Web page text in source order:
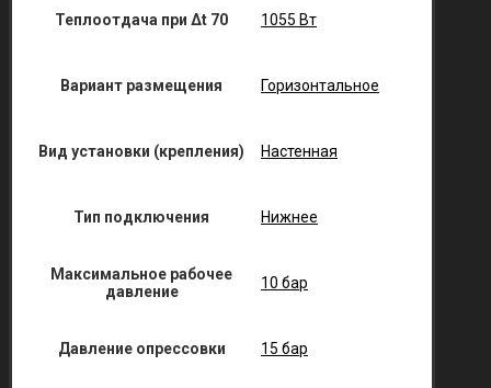
Теплоотдача при Δt 70 1055 Вт
Вариант размещения Горизонтальное
Вид установки (крепления) Настенная
Тип подключения Нижнее
Максимальное рабочее
давление
10 бар
Давление опрессовки 15 бар